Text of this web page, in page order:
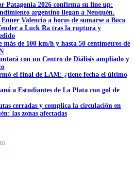
Patagonia 2026 confirma su line up:
argentino llegan a Neuquén.
Valencia a horas de sumarse a Boca
a Luck Ra tras la ruptura y
más de 100 km/h y hasta 50 centímetros de
con un Centro de Diálisis ampliado y
el final de LAM: ¿tiene fecha el último
a Estudiantes de La Plata con gol de
cerradas y complica la circulación en
las zonas afectadas